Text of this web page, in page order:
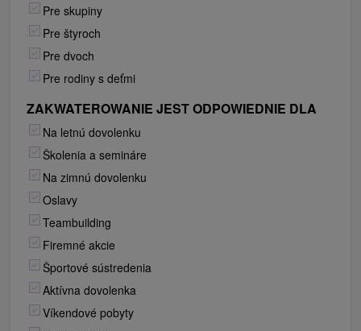
Pre skupiny
Pre štyroch
Pre dvoch
Pre rodiny s deťmi
ZAKWATEROWANIE JEST ODPOWIEDNIE DLA
Na letnú dovolenku
Školenia a semináre
Na zimnú dovolenku
Oslavy
Teambuilding
Firemné akcie
Športové sústredenia
Aktívna dovolenka
Víkendové pobyty